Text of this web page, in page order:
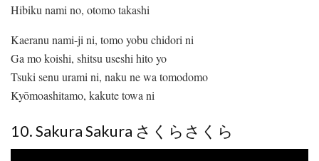
Hibiku nami no, otomo takashi
Kaeranu nami-ji ni, tomo yobu chidori ni
Ga mo koishi, shitsu useshi hito yo
Tsuki senu urami ni, naku ne wa tomodomo
Kyōmoashitamo, kakute towa ni
10. Sakura Sakura さくらさくら